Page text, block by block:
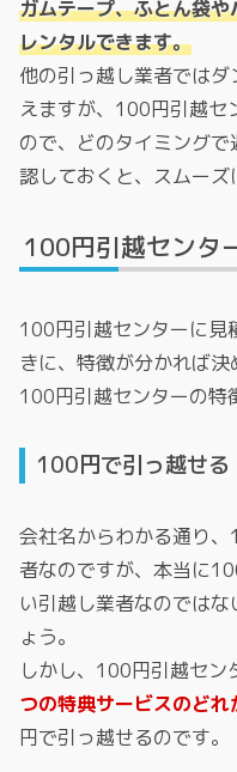
ガムテープ、ふとん袋
レンタルできます。
他の引っ越し業者では
えますが、100円引越セ
ので、どのタイミング
認しておくと、スムーズ
100円引越センタ
100円引越センターに見
きに、特徴が分かれば決
100円引越センターの特
100円で引っ越せる
会社名からわかる通り
者なのですが、本当に
い引越し業者なのでは
ょう。
しかし、100円引越セン
つの特典サービスのど
円で引っ越せるのです。